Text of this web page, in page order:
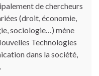
de chercheurs
(droit, économie,
sociologie…) mène
Technologies
dans la société,